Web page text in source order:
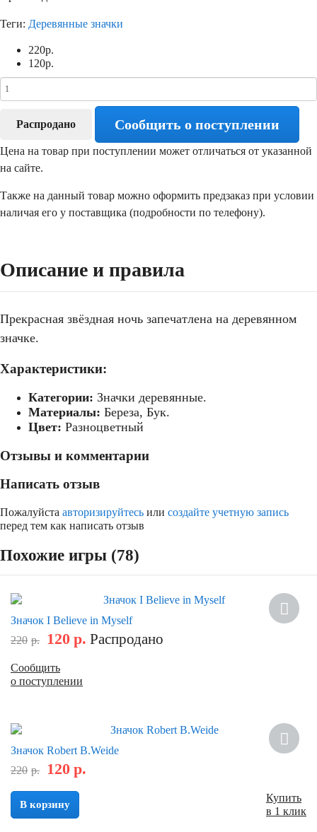
Теги: Деревянные значки
220р.
120р.
Распродано Сообщить о поступлении
Цена на товар при поступлении может отличаться от указанной
на сайте.
Также на данный товар можно оформить предзаказ при условии
наличая его у поставщика (подробности по телефону).
Описание и правила
Прекрасная звёздная ночь запечатлена на деревянном
значке.
Характеристики:
Категории: Значки деревянные.
Материалы: Береза, Бук.
Цвет: Разноцветный
Отзывы и комментарии
Написать отзыв
Пожалуйста авторизируйтесь или создайте учетную запись
перед тем как написать отзыв
Похожие игры (78)
Значок I Believe in Myself
220 р. 120 р. Распродано
Сообщить
о поступлении
Значок Robert B.Weide
220 р. 120 р.
В корзину
Купить
в 1 клик